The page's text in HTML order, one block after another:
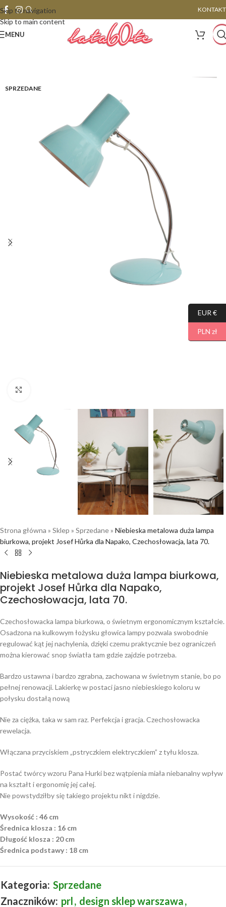
Skip to navigation
Skip to main content
KONTAKT
MENU
SPRZEDANE
Strona główna » Sklep » Sprzedane» Niebieska metalowa duża lampa
biurkowa, projekt Josef Hůrka dla Napako, Czechosłowacja, lata 70.
Niebieska metalowa duża lampa biurkowa,
projekt Josef Hůrka dla Napako,
Czechosłowacja, lata 70.
Czechosłowacka lampa biurkowa, o świetnym ergonomicznym kształcie.
Osadzona na kulkowym łożysku głowica lampy pozwala swobodnie
regulować kąt jej nachylenia, dzięki czemu praktycznie bez ograniczeń
można kierować snop światła tam gdzie zajdzie potrzeba.
Bardzo ustawna i bardzo zgrabna, zachowana w świetnym stanie, bo po
pełnej renowacji. Lakierkę w postaci jasno niebieskiego koloru w
połysku dostałą nową
Nie za ciężka, taka w sam raz. Perfekcja i gracja. Czechosłowacka
rewelacja.
Włączana przyciskiem „pstryczkiem elektryczkiem” z tyłu klosza.
Postać twórcy wzoru Pana Hurki bez wątpienia miała niebanalny wpływ
na kształt i ergonomię jej całej.
Nie powstydziłby się takiego projektu nikt i nigdzie.
Wysokość : 46 cm
Średnica klosza : 16 cm
Długość klosza : 20 cm
Średnica podstawy : 18 cm
Kategoria: Sprzedane
Znaczników: prl, design sklep warszawa,
EUR €
PLN zł